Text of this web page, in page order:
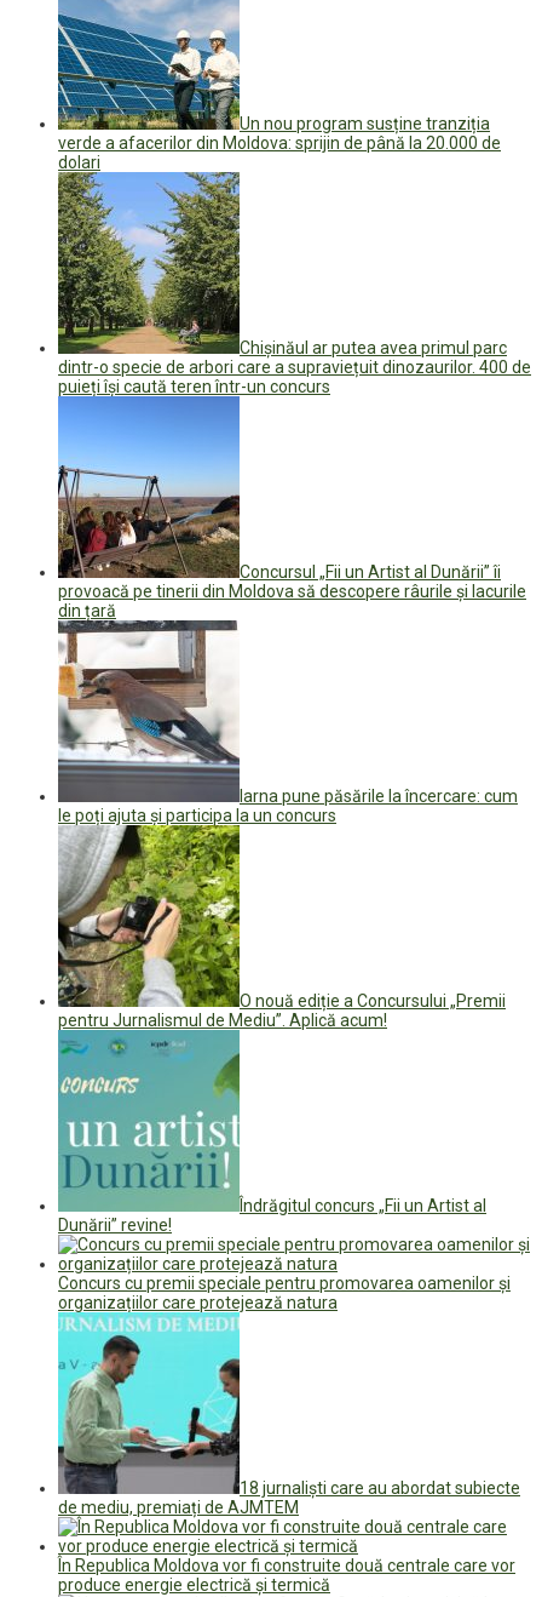
Un nou program susține tranziția
verde a afacerilor din Moldova: sprijin de până la 20.000 de
dolari
Chișinăul ar putea avea primul parc
dintr-o specie de arbori care a supraviețuit dinozaurilor. 400 de
puieți își caută teren într-un concurs
Concursul „Fii un Artist al Dunării” îi
provoacă pe tinerii din Moldova să descopere râurile și lacurile
din țară
Iarna pune păsările la încercare: cum
le poți ajuta și participa la un concurs
O nouă ediție a Concursului „Premii
pentru Jurnalismul de Mediu”. Aplică acum!
Îndrăgitul concurs „Fii un Artist al
Dunării” revine!
Concurs cu premii speciale pentru promovarea oamenilor și
organizațiilor care protejează natura
18 jurnaliști care au abordat subiecte
de mediu, premiați de AJMTEM
În Republica Moldova vor fi construite două centrale care vor
produce energie electrică și termică